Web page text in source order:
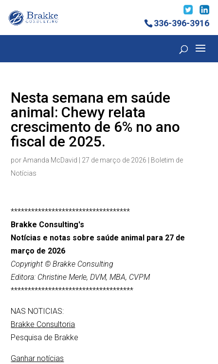
336-396-3916
Nesta semana em saúde
animal: Chewy relata
crescimento de 6% no ano
fiscal de 2025.
porAmanda McDavid 27 de março de 2026
Boletim de
Notícias
***********************************
Brakke Consulting's
Notícias e notas sobre saúde animal para 27 de
março de 2026
Copyright © Brakke Consulting
Editora: Christine Merle, DVM, MBA, CVPM
************************************
NAS NOTICIAS:
Brakke Consultoria
Pesquisa de Brakke
Ganhar notícias